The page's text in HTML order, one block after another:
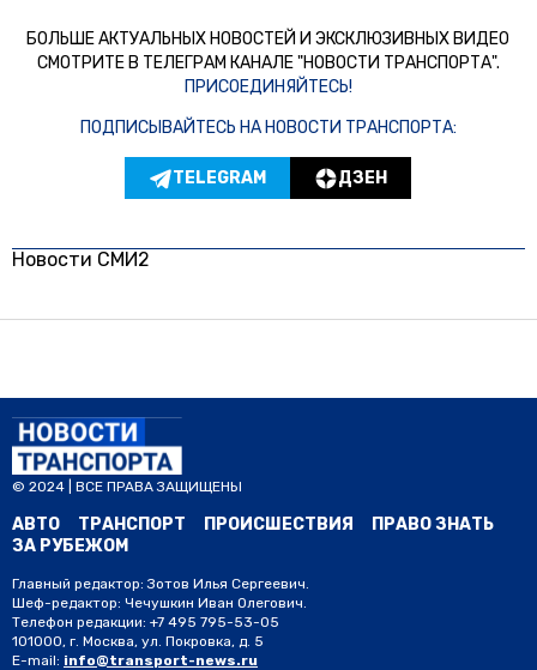
БОЛЬШЕ АКТУАЛЬНЫХ НОВОСТЕЙ И ЭКСКЛЮЗИВНЫХ ВИДЕО
СМОТРИТЕ В ТЕЛЕГРАМ КАНАЛЕ "НОВОСТИ ТРАНСПОРТА".
ПРИСОЕДИНЯЙТЕСЬ!
ПОДПИСЫВАЙТЕСЬ НА НОВОСТИ ТРАНСПОРТА:
TELEGRAM ДЗЕН
Новости СМИ2
© 2024 | ВСЕ ПРАВА ЗАЩИЩЕНЫ
АВТО ТРАНСПОРТ ПРОИСШЕСТВИЯ
ПРАВО ЗНАТЬ
ЗА РУБЕЖОМ
Главный редактор: Зотов Илья Сергеевич.
Шеф-редактор: Чечушкин Иван Олегович.
Телефон редакции: +7 495 795-53-05
101000, г. Москва, ул. Покровка, д. 5
E-mail: info@transport-news.ru